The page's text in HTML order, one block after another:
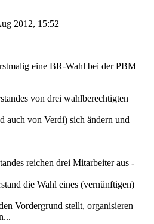
2012, 15:52
eine BR-Wahl bei der PBM
von drei wahlberechtigten
auch von Verdi) sich ändern und
reichen drei Mitarbeiter aus -
die Wahl eines (vernünftigen)
Vordergrund stellt, organisieren